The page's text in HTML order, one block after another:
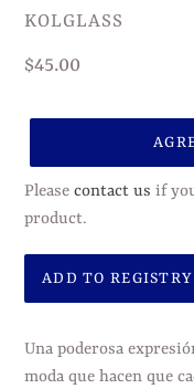
VENDEDOR
KOLGLASS
Precio
$45.00
Please contact us if
product.
el
producto
Una poderosa
moda que hacen que